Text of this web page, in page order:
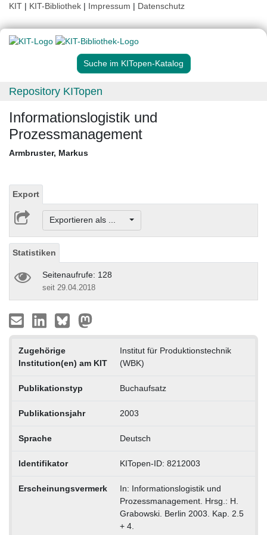
KIT | KIT-Bibliothek | Impressum | Datenschutz
Suche im KITopen-Katalog
Repository KITopen
Informationslogistik und
Prozessmanagement
Armbruster, Markus
Export
Exportieren als ...
Statistiken
Seitenaufrufe: 128
seit 29.04.2018
Zugehörige
Institution(en) am KIT
Institut für Produktionstechnik
(WBK)
Publikationstyp Buchaufsatz
Publikationsjahr 2003
Sprache Deutsch
Identifikator KITopen-ID: 8212003
Erscheinungsvermerk
In: Informationslogistik und
Prozessmanagement. Hrsg.: H.
Grabowski. Berlin 2003. Kap. 2.5
+ 4.